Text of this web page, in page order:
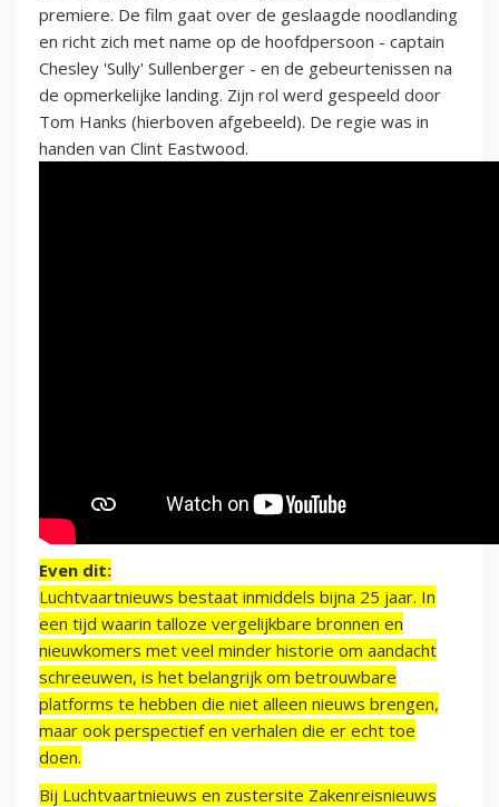
premiere. De film gaat over de geslaagde noodlanding
en richt zich met name op de hoofdpersoon - captain
Chesley 'Sully' Sullenberger - en de gebeurtenissen na
de opmerkelijke landing. Zijn rol werd gespeeld door
Tom Hanks (hierboven afgebeeld). De regie was in
handen van Clint Eastwood.
Even dit:
Luchtvaartnieuws bestaat inmiddels bijna 25 jaar. In
een tijd waarin talloze vergelijkbare bronnen en
nieuwkomers met veel minder historie om aandacht
schreeuwen, is het belangrijk om betrouwbare
platforms te hebben die niet alleen nieuws brengen,
maar ook perspectief en verhalen die er echt toe
doen.
Bij Luchtvaartnieuws en zustersite Zakenreisnieuws